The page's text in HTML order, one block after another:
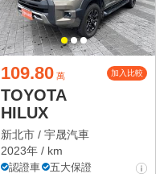
109.80 萬 加入比較
TOYOTA
HILUX
新北市 / 宇晟汽車
2023年 / km
認證車
五大保證